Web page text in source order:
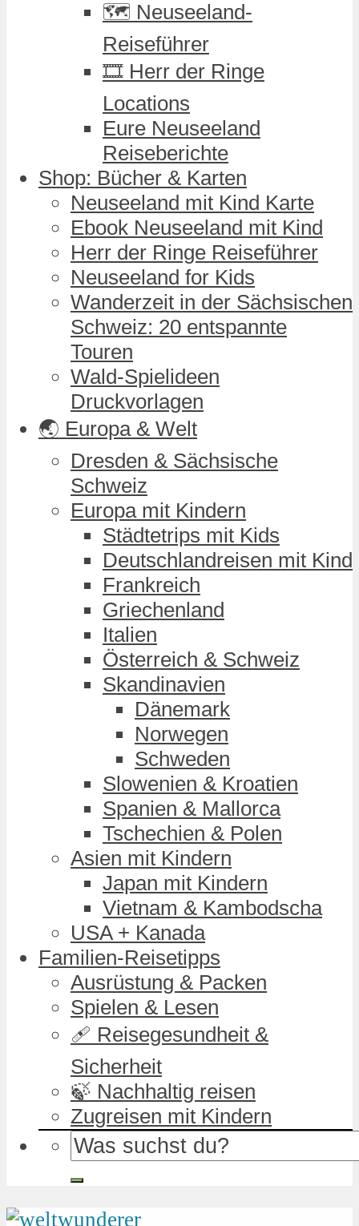
🗺️ Neuseeland-
Reiseführer
🎞️ Herr der Ringe
Locations
Eure Neuseeland
Reiseberichte
Shop: Bücher & Karten
Neuseeland mit Kind Karte
Ebook Neuseeland mit Kind
Herr der Ringe Reiseführer
Neuseeland for Kids
Wanderzeit in der Sächsischen
Schweiz: 20 entspannte
Touren
Wald-Spielideen
Druckvorlagen
🌏 Europa & Welt
Dresden & Sächsische
Schweiz
Europa mit Kindern
Städtetrips mit Kids
Deutschlandreisen mit Kind
Frankreich
Griechenland
Italien
Österreich & Schweiz
Skandinavien
Dänemark
Norwegen
Schweden
Slowenien & Kroatien
Spanien & Mallorca
Tschechien & Polen
Asien mit Kindern
Japan mit Kindern
Vietnam & Kambodscha
USA + Kanada
Familien-Reisetipps
Ausrüstung & Packen
Spielen & Lesen
🩹 Reisegesundheit &
Sicherheit
🍃 Nachhaltig reisen
Zugreisen mit Kindern